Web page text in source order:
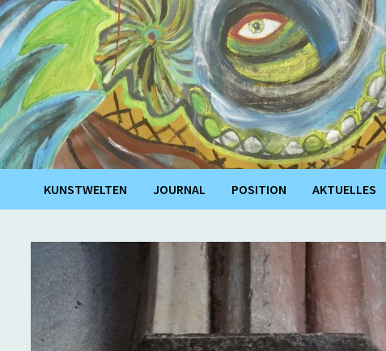
KUNSTWELTEN JOURNAL POSITION AKTUELLES